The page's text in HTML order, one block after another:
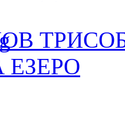
ЕЗЕРО